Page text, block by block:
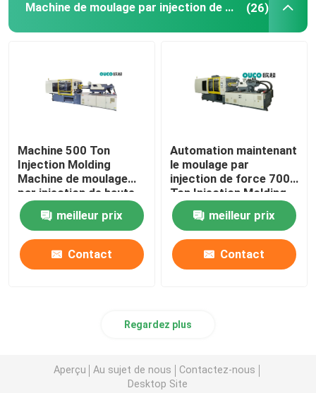
Machine de moulage par injection de haute précision (26)
Machine 500 Ton
Injection Molding
Machine de moulage
par injection de haute
précision de la CE
meilleur prix
Contact
Automation maintenant
le moulage par
injection de force 700
Ton Injection Molding
Machine
meilleur prix
Contact
Regardez plus
Aperçu Au sujet de nous
Contactez-nous
Desktop Site